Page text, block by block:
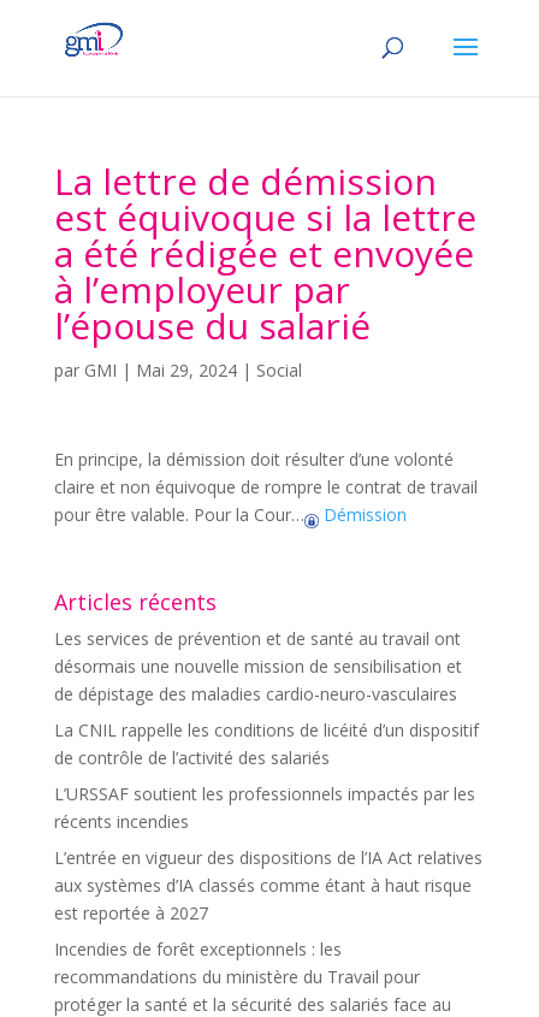
La lettre de démission
est équivoque si la lettre
a été rédigée et envoyée
à l’employeur par
l’épouse du salarié
par GMI | Mai 29, 2024| Social
En principe, la démission doit résulter d’une volonté
claire et non équivoque de rompre le contrat de travail
pour être valable. Pour la Cour…
Démission
Articles récents
Les services de prévention et de santé au travail ont
désormais une nouvelle mission de sensibilisation et
de dépistage des maladies cardio-neuro-vasculaires
La CNIL rappelle les conditions de licéité d’un dispositif
de contrôle de l’activité des salariés
L’URSSAF soutient les professionnels impactés par les
récents incendies
L’entrée en vigueur des dispositions de l’IA Act relatives
aux systèmes d’IA classés comme étant à haut risque
est reportée à 2027
Incendies de forêt exceptionnels : les
recommandations du ministère du Travail pour
protéger la santé et la sécurité des salariés face au